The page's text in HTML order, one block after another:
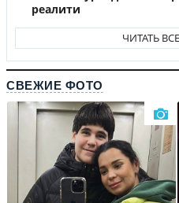
реалити
ЧИТАТЬ
СВЕЖИЕ ФОТО